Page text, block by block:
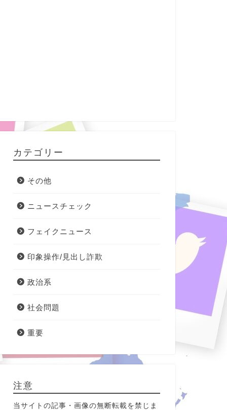
カテゴリー
その他
ニュースチェック
フェイクニュース
印象操作/見出し詐欺
政治系
社会問題
重要
注意
当サイトの記事・画像の無断転載を禁じま